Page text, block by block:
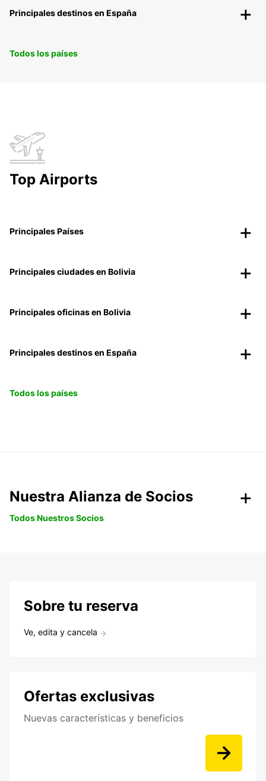
Principales destinos en España
Todos los países
Top Airports
Principales Países
Principales ciudades en Bolivia
Principales oficinas en Bolivia
Principales destinos en España
Todos los países
Nuestra Alianza de Socios
Todos Nuestros Socios
Sobre tu reserva
Ve, edita y cancela
Ofertas exclusivas
Nuevas características y beneficios